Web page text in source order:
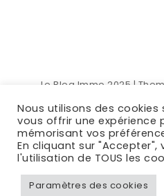
Le Blog Immo 2025 |
Nous utilisons des
vous offrir une expérience
mémorisant vos
En cliquant sur "Accepter",
l'utilisation de TOUS les
Paramètres des cookies